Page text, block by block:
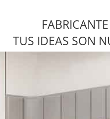
TUS IDEAS SON